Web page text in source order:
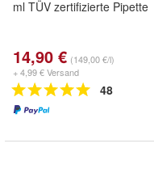
ml TÜV zertifizierte Pipette
14,90 € (149,00 €/l)
+ 4,99 € Versand
48